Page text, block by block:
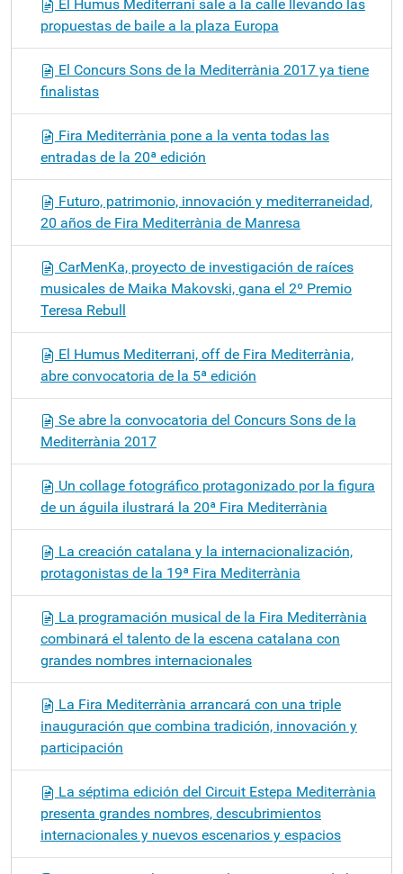
El Humus Mediterrani sale a la calle llevando las
propuestas de baile a la plaza Europa
El Concurs Sons de la Mediterrània 2017 ya tiene
finalistas
Fira Mediterrània pone a la venta todas las
entradas de la 20ª edición
Futuro, patrimonio, innovación y mediterraneidad,
20 años de Fira Mediterrània de Manresa
CarMenKa, proyecto de investigación de raíces
musicales de Maika Makovski, gana el 2º Premio
Teresa Rebull
El Humus Mediterrani, off de Fira Mediterrània,
abre convocatoria de la 5ª edición
Se abre la convocatoria del Concurs Sons de la
Mediterrània 2017
Un collage fotográfico protagonizado por la figura
de un águila ilustrará la 20ª Fira Mediterrània
La creación catalana y la internacionalización,
protagonistas de la 19ª Fira Mediterrània
La programación musical de la Fira Mediterrània
combinará el talento de la escena catalana con
grandes nombres internacionales
La Fira Mediterrània arrancará con una triple
inauguración que combina tradición, innovación y
participación
La séptima edición del Circuit Estepa Mediterrània
presenta grandes nombres, descubrimientos
internacionales y nuevos escenarios y espacios